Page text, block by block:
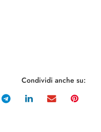
Condividi anche su: